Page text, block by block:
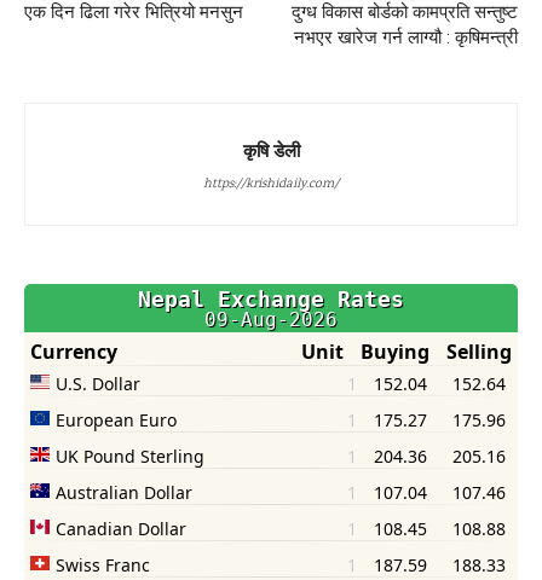
एक दिन ढिला गरेर भित्रियो मनसुन
दुग्ध विकास बोर्डको कामप्रति सन्तुष्ट
नभएर खारेज गर्न लाग्यौ‌ : कृषिमन्त्री
कृषि डेली
https://krishidaily.com/